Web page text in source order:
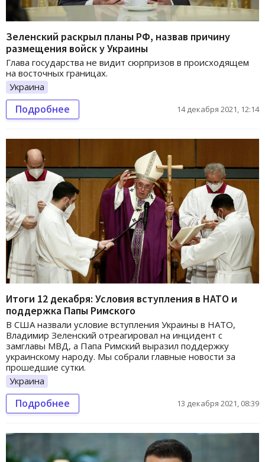
Зеленский раскрыл планы РФ, назвав причину
размещения войск у Украины
Глава государства не видит сюрпризов в происходящем
на восточных границах.
Украина
Подробнее 14 декабря 2021, 12:14
Итоги 12 декабря: Условия вступления в НАТО и
поддержка Папы Римского
В США назвали условие вступления Украины в НАТО,
Владимир Зеленский отреагировал на инцидент с
замглавы МВД, а Папа Римский выразил поддержку
украинскому народу. Мы собрали главные новости за
прошедшие сутки.
Украина
Подробнее 13 декабря 2021, 08:39